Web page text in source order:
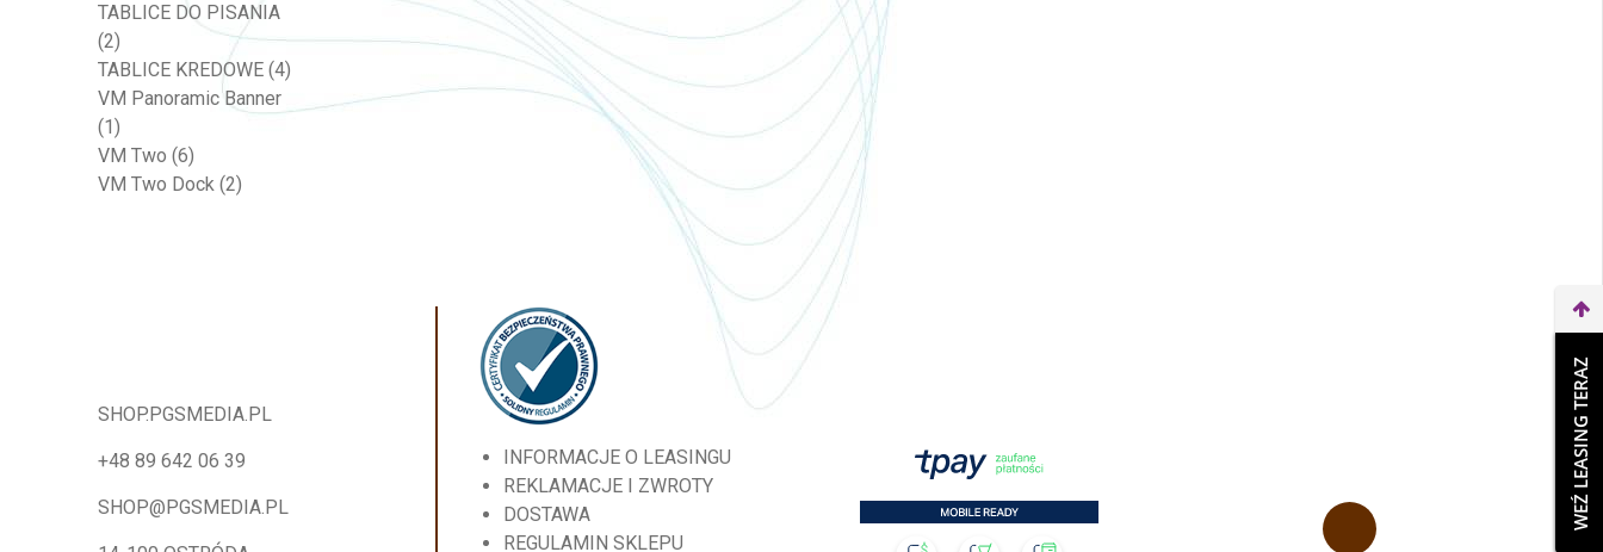
TABLICE DO PISANIA
(2)
TABLICE KREDOWE (4)
VM Panoramic Banner
(1)
VM Two (6)
VM Two Dock (2)
SHOP.PGSMEDIA.PL
+48 89 642 06 39
SHOP@PGSMEDIA.PL
INFORMACJE O LEASINGU
REKLAMACJE I ZWROTY
DOSTAWA
REGULAMIN SKLEPU
WEŹ LEASING TERAZ